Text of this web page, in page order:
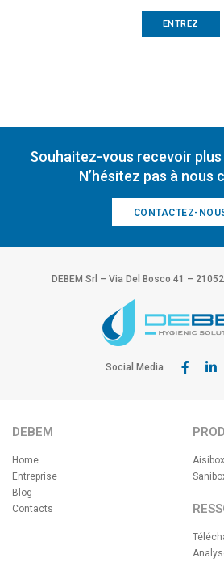
ENTREZ
Souhaitez-vous recevoir plus
N’hésitez pas à nous
CONTACTEZ-
DEBEM Srl – Via Del Bosco 41 –
Social Media
DEBEM
Home
Entreprise
Blog
Contacts